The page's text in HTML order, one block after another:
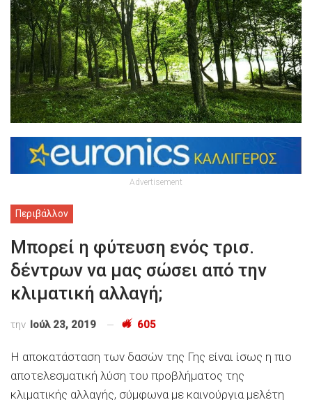
Advertisement
Περιβάλλον
Μπορεί η φύτευση ενός τρισ.
δέντρων να μας σώσει από την
κλιματική αλλαγή;
την Ιούλ 23, 2019 605
Η αποκατάσταση των δασών της Γης είναι ίσως η πιο
αποτελεσματική λύση του προβλήματος της
κλιματικής αλλαγής, σύμφωνα με καινούργια μελέτη